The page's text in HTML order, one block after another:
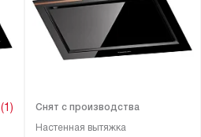
(1)
Настенная вытяжка
Снят с производства